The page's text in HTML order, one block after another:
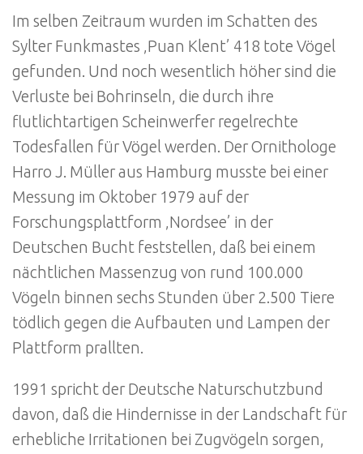
Im selben Zeitraum wurden im Schatten des
Sylter Funkmastes ‚Puan Klent’ 418 tote Vögel
gefunden. Und noch wesentlich höher sind die
Verluste bei Bohrinseln, die durch ihre
flutlichtartigen Scheinwerfer regelrechte
Todesfallen für Vögel werden. Der Ornithologe
Harro J. Müller aus Hamburg musste bei einer
Messung im Oktober 1979 auf der
Forschungsplattform ‚Nordsee’ in der
Deutschen Bucht feststellen, daß bei einem
nächtlichen Massenzug von rund 100.000
Vögeln binnen sechs Stunden über 2.500 Tiere
tödlich gegen die Aufbauten und Lampen der
Plattform prallten.
1991 spricht der Deutsche Naturschutzbund
davon, daß die Hindernisse in der Landschaft für
erhebliche Irritationen bei Zugvögeln sorgen,